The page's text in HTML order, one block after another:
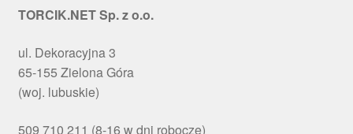
TORCIK.NET Sp. z o.o.
ul. Dekoracyjna 3
65-155 Zielona Góra
(woj. lubuskie)
509 710 211 (8-16 w dni robocze)